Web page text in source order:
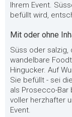
Ihrem Event.
befüllt wird,
Mit oder ohne
Süss oder salzig,
wandelbare
Hingucker. Auf
Sie befüllt - sei
als Prosecco-Bar
voller herzhafter
Event.